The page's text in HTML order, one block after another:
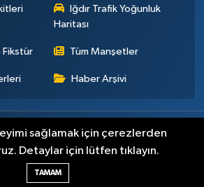
Iğdır Trafik Yoğunluk
Haritası
Fikstür Tüm Manşetler
Haber Arşivi
Çerez Politikası Gizlilik ilkeleri
Yazılımı:
sağlamak için çerezlerden
Detaylar için lütfen tıklayın.
TAMAM